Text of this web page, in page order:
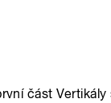
část Vertikály